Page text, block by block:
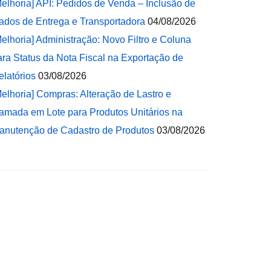
API: Pedidos de Venda – Inclusão de
de Entrega e Transportadora 04/08/2026
Administração: Novo Filtro e Coluna
Status da Nota Fiscal na Exportação de
03/08/2026
Compras: Alteração de Lastro e
em Lote para Produtos Unitários na
de Cadastro de Produtos 03/08/2026